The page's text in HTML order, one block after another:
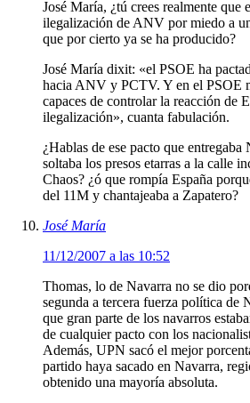
José María, ¿tú crees realmente
ilegalización de ANV por miedo a
que por cierto ya se ha producido?
José María dixit: «el PSOE ha
hacia ANV y PCTV. Y en el PSOE
capaces de controlar la reacción de
ilegalización», cuanta fabulación.
¿Hablas de ese pacto que
soltaba los presos etarras a la calle
Chaos? ¿ó que rompía España
del 11M y chantajeaba a Zapatero?
José María
11/12/2007 a las 10:52
Thomas, lo de Navarra no se dio
segunda a tercera fuerza política de
que gran parte de los navarros
de cualquier pacto con los
Además, UPN sacó el mejor
partido haya sacado en Navarra,
obtenido una mayoría absoluta.